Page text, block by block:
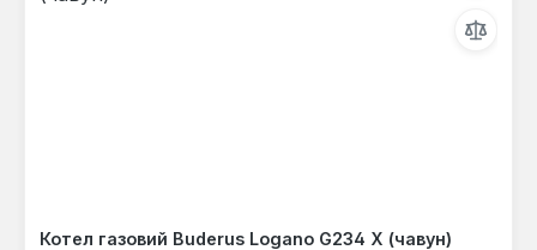
Котел газовий Buderus Logano G234 X (чавун)